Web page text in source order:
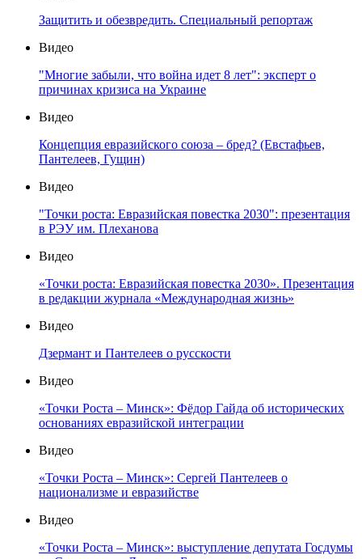
Защитить и обезвредить. Специальный репортаж
Видео
"Многие забыли, что война идет 8 лет": эксперт о
причинах кризиса на Украине
Видео
Концепция евразийского союза – бред? (Евстафьев,
Пантелеев, Гущин)
Видео
"Точки роста: Евразийская повестка 2030": презентация
в РЭУ им. Плеханова
Видео
«Точки роста: Евразийская повестка 2030». Презентация
в редакции журнала «Международная жизнь»
Видео
Дзермант и Пантелеев о русскости
Видео
«Точки Роста – Минск»: Фёдор Гайда об исторических
основаниях евразийской интеграции
Видео
«Точки Роста – Минск»: Сергей Пантелеев о
национализме и евразийстве
Видео
«Точки Роста – Минск»: выступление депутата Госдумы